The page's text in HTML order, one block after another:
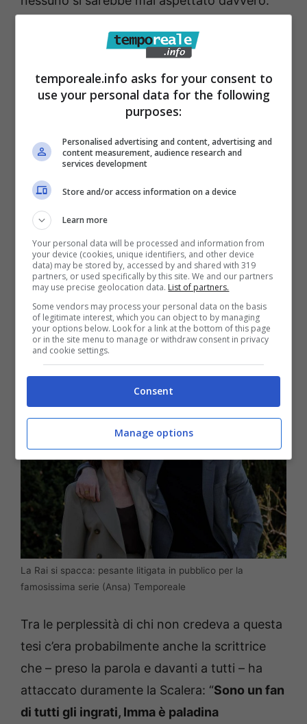
Lite in casa Rai, l’attrice
spiazza tutti
Tutto è avvenuto a causa delle parole di
ha ringraziato il regista Francesco Amato,
produttori di Rai Fiction e di IBC Movie, gli
sceneggiatori e poi il pubblico. Tra la stampa
cosi hanno notato che Vanessa si è
dimenticata l’autrice dei libri della serie
Mariolina Venezia ed in molti si sono chiesti
se fosse una scelta voluta o meno e l’attrice
ha subito tagliato corto con un chiaro “Me ne
sono dimenticata”.
La Rai si spacca: pesante litigata in pubblico per la
famosissima serie (Ansa) Temporeale
Tra le perplessità di chi non credeva a questa
tesi c’era probabilmente anche la scrittrice
che – preso la parola e davanti a tutti – ha
attaccato duramente la Scalera: “Sono un fan
di tutti gli ingrati, Imma è paladina
temporeale.info asks for your consent to
use your personal data for the following
purposes:
Personalised advertising and content, advertising and
content measurement, audience research and
services development
Store and/or access information on a device
Learn more
Your personal data will be processed and information from
your device (cookies, unique identifiers, and other device
data) may be stored by, accessed by and shared with 319
partners, or used specifically by this site. We and our partners
may use precise geolocation data. List of partners.
Some vendors may process your personal data on the basis
of legitimate interest, which you can object to by managing
your options below. Look for a link at the bottom of this page
or in the site menu to manage or withdraw consent in privacy
and cookie settings.
Consent
Manage options